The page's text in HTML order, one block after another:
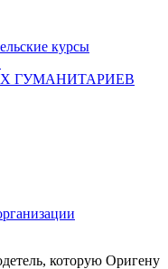
курсы
ГУМАНИТАРИЕВ
которую Оригену